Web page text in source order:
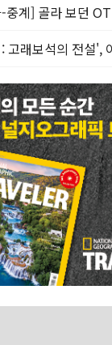
고래보석의 전설',